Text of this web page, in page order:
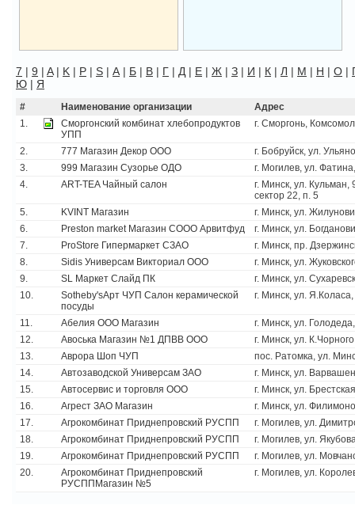
7 | 9 | A| K | P | S | А | Б | В | Г | Д | Е | Ж | З | И | К | Л | М | Н | О |
Ю | Я
# Наименование организации
Адрес
1.
Сморгонский комбинат хлебопродуктов
УПП
г. Сморгонь,
2. 777 Магазин Декор ООО
г. Бобруйск, ул.
3.
999 Магазин Сузорье ОДО
г. Могилев, ул.
4.
ART-TEA Чайный салон
г. Минск, ул.
сектор 22, п. 5
5.
KVINT Магазин
г. Минск, ул.
6.
Preston market Магазин СООО Арвитфуд
г. Минск, ул.
7.
ProStore Гипермаркет СЗАО
г. Минск, пр.
8.
Sidis Универсам Викториал ООО
г. Минск, ул.
9.
SL Маркет Слайд ПК
г. Минск, ул.
10.
Sotheby'sАрт ЧУП Салон керамической
посуды
г. Минск, ул.
11. Абелия ООО Магазин
г. Минск, ул.
12.
Авоська Магазин №1 ДПВВ ООО
г. Минск, ул.
13.
Аврора Шоп ЧУП
пос. Ратомка, ул.
14.
Автозаводской Универсам ЗАО
г. Минск, ул.
15.
Автосервис и торговля ООО
г. Минск, ул.
16.
Агрест ЗАО Магазин
г. Минск, ул.
17.
Агрокомбинат Приднепровский РУСПП
г. Могилев, ул.
18.
Агрокомбинат Приднепровский РУСПП
г. Могилев, ул.
19.
Агрокомбинат Приднепровский РУСПП
г. Могилев, ул.
20.
Агрокомбинат Приднепровский
РУСППМагазин №5
г. Могилев, ул.